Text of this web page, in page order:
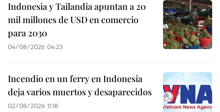
Indonesia y Tailandia apuntan a 20
mil millones de USD en comercio
para 2030
04/08/2026 04:23
Incendio en un ferry en Indonesia
deja varios muertos y desaparecidos
02/08/2026 11:18